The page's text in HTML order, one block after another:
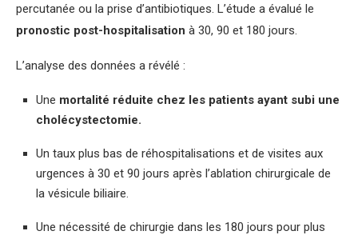
percutanée ou la prise d’antibiotiques. L’étude a évalué le
pronostic post-hospitalisation à 30, 90 et 180 jours.
L’analyse des données a révélé :
Une mortalité réduite chez les patients ayant subi une
cholécystectomie.
Un taux plus bas de réhospitalisations et de visites aux
urgences à 30 et 90 jours après l’ablation chirurgicale de
la vésicule biliaire.
Une nécessité de chirurgie dans les 180 jours pour plus